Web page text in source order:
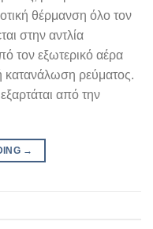
θέρμανση όλο τον
στην αντλία
τον εξωτερικό αέρα
κατανάλωση ρεύματος.
από την
→